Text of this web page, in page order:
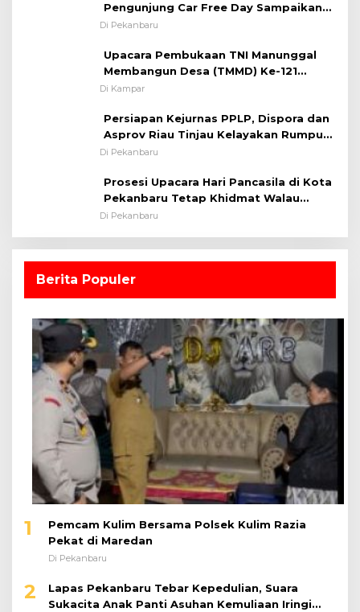
Situasi Kondusif
Pengunjung Car Free Day Sampaikan
Pesan Edukasi Kamtibmas &
Di Pekanbaru
Upacara Pembukaan TNI Manunggal
Membangun Desa (TMMD) Ke-121
Kodim 0313/KPR Tahun 2024) ?
Di Kampar
Persiapan Kejurnas PPLP, Dispora dan
Asprov Riau Tinjau Kelayakan Rumput
Lapangan Sepakbola
Di Pekanbaru
Prosesi Upacara Hari Pancasila di Kota
Pekanbaru Tetap Khidmat Walau
Dalam Ruangan
Di Pekanbaru
Berita Populer
1
Pemcam Kulim Bersama Polsek Kulim Razia
Pekat di Maredan
Di Pekanbaru
2
Lapas Pekanbaru Tebar Kepedulian, Suara
Sukacita Anak Panti Asuhan Kemuliaan Iringi